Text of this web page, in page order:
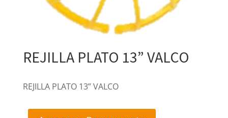
REJILLA PLATO 13” VALCO
REJILLA PLATO 13” VALCO